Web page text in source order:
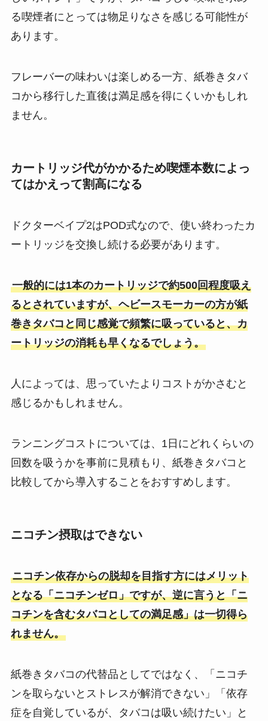
る喫煙者にとっては物足りなさを感じる可能性が
あります。
フレーバーの味わいは楽しめる一方、紙巻きタバ
コから移行した直後は満足感を得にくいかもしれ
ません。
カートリッジ代がかかるため喫煙本数によっ
てはかえって割高になる
ドクターベイプ2はPOD式なので、使い終わったカ
ートリッジを交換し続ける必要があります。
一般的には1本のカートリッジで約500回程度吸え
るとされていますが、ヘビースモーカーの方が紙
巻きタバコと同じ感覚で頻繁に吸っていると、カ
ートリッジの消耗も早くなるでしょう。
人によっては、思っていたよりコストがかさむと
感じるかもしれません。
ランニングコストについては、1日にどれくらいの
回数を吸うかを事前に見積もり、紙巻きタバコと
比較してから導入することをおすすめします。
ニコチン摂取はできない
ニコチン依存からの脱却を目指す方にはメリット
となる「ニコチンゼロ」ですが、逆に言うと「ニ
コチンを含むタバコとしての満足感」は一切得ら
れません。
紙巻きタバコの代替品としてではなく、「ニコチ
ンを取らないとストレスが解消できない」「依存
症を自覚しているが、タバコは吸い続けたい」と